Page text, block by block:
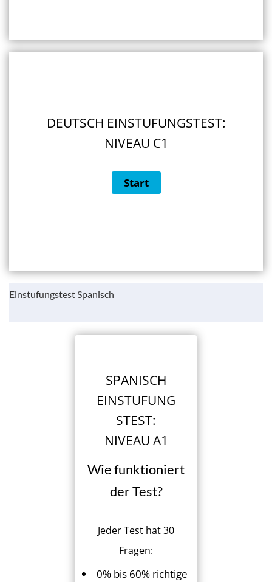
DEUTSCH EINSTUFUNGSTEST:
NIVEAU C1
Einstufungstest Spanisch
SPANISCH
EINSTUFUNG
STEST:
NIVEAU A1
Wie funktioniert
der Test?
Jeder Test hat 30
Fragen:
0% bis 60% richtige